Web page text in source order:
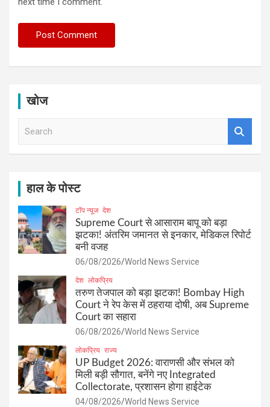
खोज
हाल के पोस्ट
टॉप न्यूज देश
Supreme Court से आसाराम बापू को बड़ा
झटका! अंतरिम जमानत से इनकार, मेडिकल रिपोर्ट
बनी वजह
06/08/2026 World News Service
देश लोकप्रिय
तरुण तेजपाल को बड़ा झटका! Bombay High
Court ने रेप केस में ठहराया दोषी, अब Supreme
Court का सहारा
06/08/2026 World News Service
लोकप्रिय राज्य
UP Budget 2026: वाराणसी और संभल को
मिली बड़ी सौगात, बनेंगे नए Integrated
Collectorate, प्रशासन होगा हाईटेक
04/08/2026 World News Service